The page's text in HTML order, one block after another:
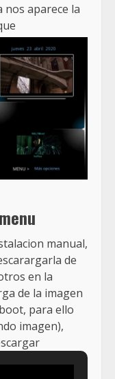
nos aparece la
manual,
de
en la
de la imagen
para ello
imagen),